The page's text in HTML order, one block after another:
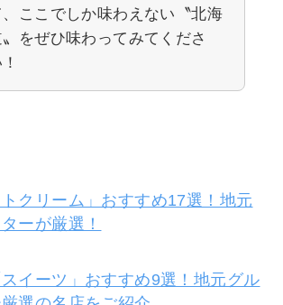
、ここでしか味わえない〝北海
をぜひ味わってみてくださ
クリーム」おすすめ17選！地元
ーが厳選！
イーツ」おすすめ9選！地元グル